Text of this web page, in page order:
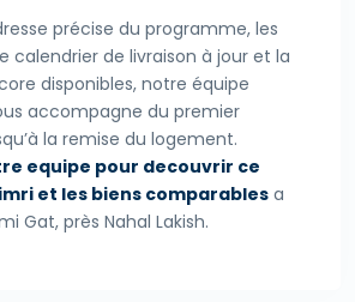
précise du programme, les
calendrier de livraison à jour et la
disponibles, notre équipe
accompagne du premier
la remise du logement.
equipe pour decouvrir ce
et les biens comparables a
Gat, près Nahal Lakish.